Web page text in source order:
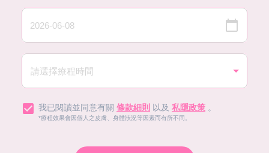
我已閱讀並同意有關 條款細則 以及 私隱政策 。
*療程效果會因個人之皮膚、身體狀況等因素而有所不同。